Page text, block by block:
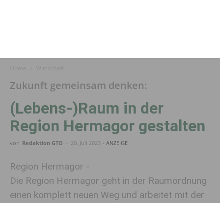
Zukunft gemeinsam denken:
(Lebens-)Raum in der
Region Hermagor gestalten
von Redaktion GTO - 20. Juli 2023 - ANZEIGE
Region Hermagor -
Die Region Hermagor geht in der Raumordnung
einen komplett neuen Weg und arbeitet mit der